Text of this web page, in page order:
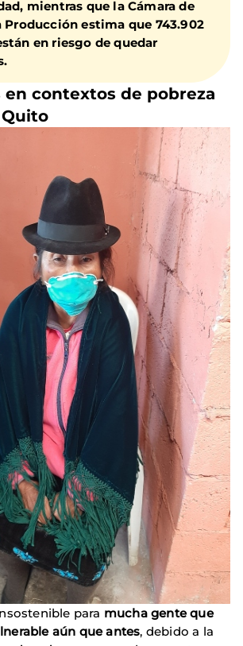
mientras que la Cámara de
Producción estima que 743.902
en riesgo de quedar
en contextos de pobreza
para mucha gente que
aún que antes, debido a la